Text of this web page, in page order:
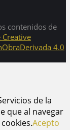
contenidos de
Creative
4.0
de la
que al navegar
Acepto